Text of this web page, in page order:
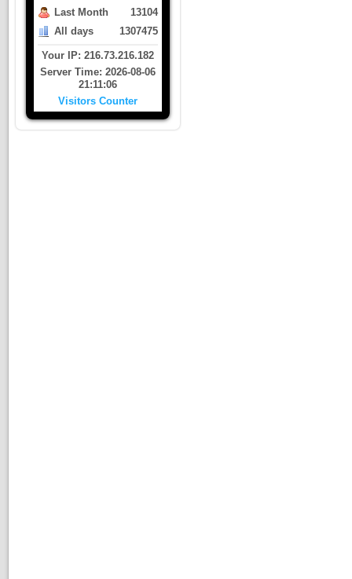
Last Month
All days
13104
1307475
Your IP: 216.73.216.182
Server Time: 2026-08-06
21:11:06
Visitors Counter